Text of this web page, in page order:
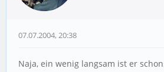
07.07.2004, 20:38
Naja, ein wenig langsam ist er